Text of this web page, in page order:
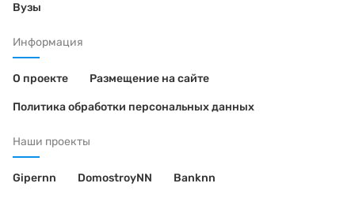
Вузы
Информация
О проекте Размещение на сайте
Политика обработки персональных данных
Наши проекты
Gipernn DomostroyNN Banknn